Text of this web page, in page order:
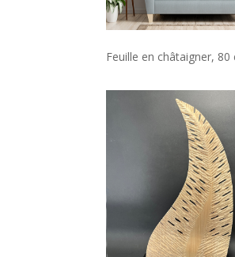
Feuille en châtaigner,